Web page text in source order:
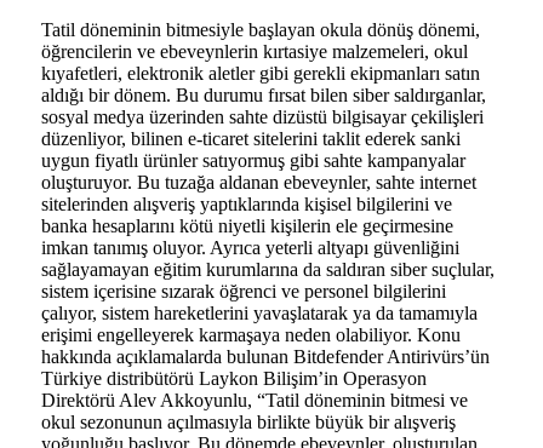
Tatil döneminin bitmesiyle başlayan okula dönüş dönemi,
öğrencilerin ve ebeveynlerin kırtasiye malzemeleri, okul
kıyafetleri, elektronik aletler gibi gerekli ekipmanları satın
aldığı bir dönem. Bu durumu fırsat bilen siber saldırganlar,
sosyal medya üzerinden sahte dizüstü bilgisayar çekilişleri
düzenliyor, bilinen e-ticaret sitelerini taklit ederek sanki
uygun fiyatlı ürünler satıyormuş gibi sahte kampanyalar
oluşturuyor. Bu tuzağa aldanan ebeveynler, sahte internet
sitelerinden alışveriş yaptıklarında kişisel bilgilerini ve
banka hesaplarını kötü niyetli kişilerin ele geçirmesine
imkan tanımış oluyor. Ayrıca yeterli altyapı güvenliğini
sağlayamayan eğitim kurumlarına da saldıran siber suçlular,
sistem içerisine sızarak öğrenci ve personel bilgilerini
çalıyor, sistem hareketlerini yavaşlatarak ya da tamamıyla
erişimi engelleyerek karmaşaya neden olabiliyor. Konu
hakkında açıklamalarda bulunan Bitdefender Antirivürs’ün
Türkiye distribütörü Laykon Bilişim’in Operasyon
Direktörü Alev Akkoyunlu, “Tatil döneminin bitmesi ve
okul sezonunun açılmasıyla birlikte büyük bir alışveriş
yoğunluğu başlıyor. Bu dönemde ebeveynler, oluşturulan